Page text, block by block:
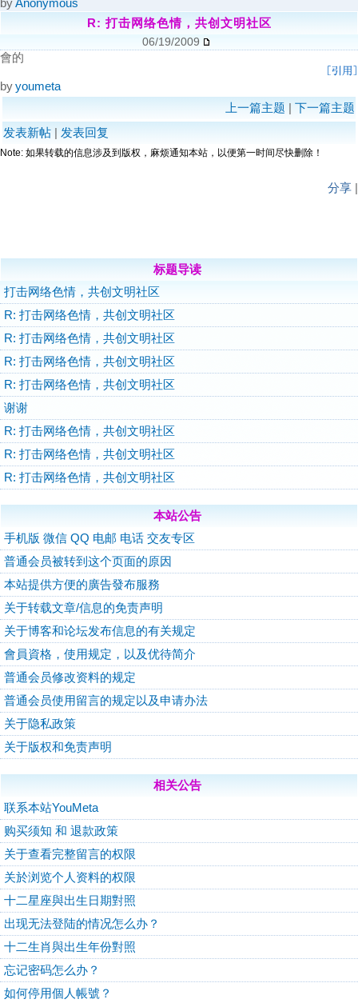
byAnonymous
R: 打击网络色情，共创文明社区
06/19/2009
會的
byyoumeta
上一篇主题 | 下一篇主题
发表新帖 | 发表回复
Note: 如果转载的信息涉及到版权，麻烦通知本站，以便第一时间尽快删除！
分享 |
标题导读
打击网络色情，共创文明社区
R: 打击网络色情，共创文明社区
R: 打击网络色情，共创文明社区
R: 打击网络色情，共创文明社区
R: 打击网络色情，共创文明社区
谢谢
R: 打击网络色情，共创文明社区
R: 打击网络色情，共创文明社区
R: 打击网络色情，共创文明社区
本站公告
手机版 微信 QQ 电邮 电话 交友专区
普通会员被转到这个页面的原因
本站提供方便的廣告發布服務
关于转载文章/信息的免责声明
关于博客和论坛发布信息的有关规定
會員資格，使用规定，以及优待简介
普通会员修改资料的规定
普通会员使用留言的规定以及申请办法
关于隐私政策
关于版权和免责声明
相关公告
联系本站YouMeta
购买须知 和 退款政策
关于查看完整留言的权限
关於浏览个人资料的权限
十二星座與出生日期對照
出现无法登陆的情况怎么办？
十二生肖與出生年份對照
忘记密码怎么办？
如何停用個人帳號？